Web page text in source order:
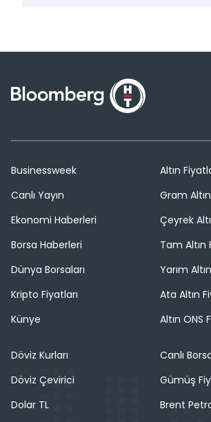
Businessweek
Canlı Yayın
Ekonomi Haberleri
Borsa Haberleri
Dünya Borsaları
Kripto Fiyatları
Künye
Altın
Gram
Çeyrek
Tam Altın
Yarım
Ata Altın
Altın ONS
Döviz Kurları
Döviz Çevirici
Dolar TL
Canlı
Gümüş
Brent